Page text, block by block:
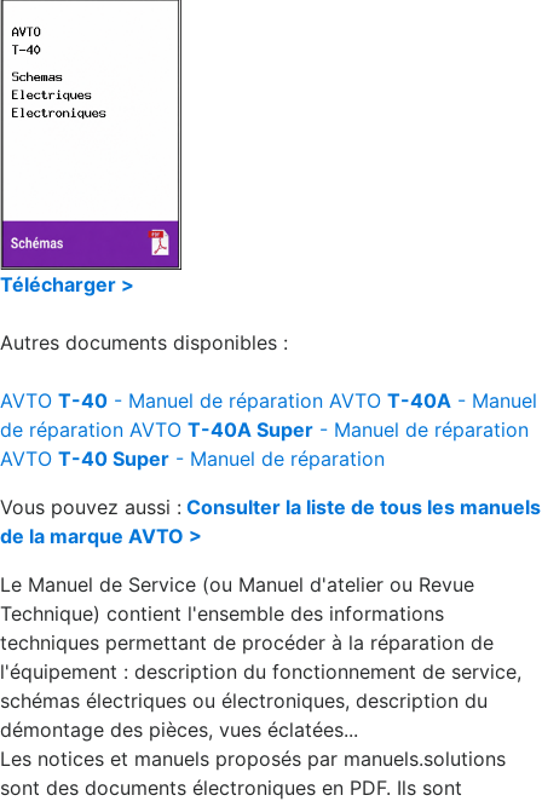
Télécharger >
Autres documents disponibles :
AVTO T-40 - Manuel de réparation AVTO T-40A - Manuel
de réparation AVTO T-40A Super - Manuel de réparation
AVTO T-40 Super - Manuel de réparation
Vous pouvez aussi : Consulter la liste de tous les manuels
de la marque AVTO >
Le Manuel de Service (ou Manuel d'atelier ou Revue
Technique) contient l'ensemble des informations
techniques permettant de procéder à la réparation de
l'équipement : description du fonctionnement de service,
schémas électriques ou électroniques, description du
démontage des pièces, vues éclatées...
Les notices et manuels proposés par manuels.solutions
sont des documents électroniques en PDF. Ils sont